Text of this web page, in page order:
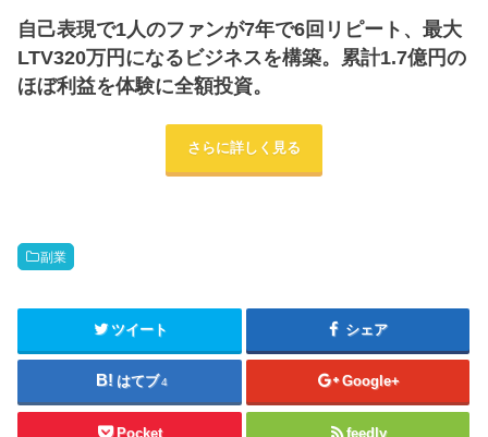
自己表現で1人のファンが7年で6回リピート、最大
LTV320万円になるビジネスを構築。累計1.7億円の
ほぼ利益を体験に全額投資。
さらに詳しく見る
副業
ツイート シェア
はてブ 4 Google+
Pocket feedly